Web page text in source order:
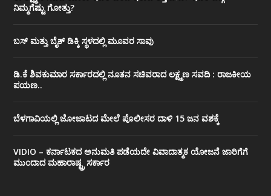
ನಿಮ್ಮಗೆಷ್ಟು ಗೋತ್ತು?
ಬಸ್ ಮತ್ತು ಬೈಕ್ ಡಿಕ್ಕಿ ಸ್ಥಳದಲ್ಲಿ ಮೂವರ ಸಾವು
ಡಿ.ಕೆ ಶಿವಕುಮಾರ ಸರ್ಕಾರದಲ್ಲಿ ನೂತನ ಸಚಿವರಾದ ಲಕ್ಷ್ಮಣ ಸವದಿ : ರಾಜಕೀಯ
ಪಯಣ..
ಬೆಳಗಾವಿಯಲ್ಲಿ ಜೋಜಾಟದ ಮೇಲೆ ಪೊಲೀಸರ ದಾಳಿ 15 ಜನ ವಶಕ್ಕೆ
VIDIO – ಕರ್ನಾಟಕದ ಅನುಮತಿ ಪಡೆಯದೇ ವಿವಾದಾತ್ಮಕ ಯೋಜನೆ ಜಾರಿಗೆಗೆ
ಮುಂದಾದ ಮಹಾರಾಷ್ಟ್ರ ಸರ್ಕಾರ